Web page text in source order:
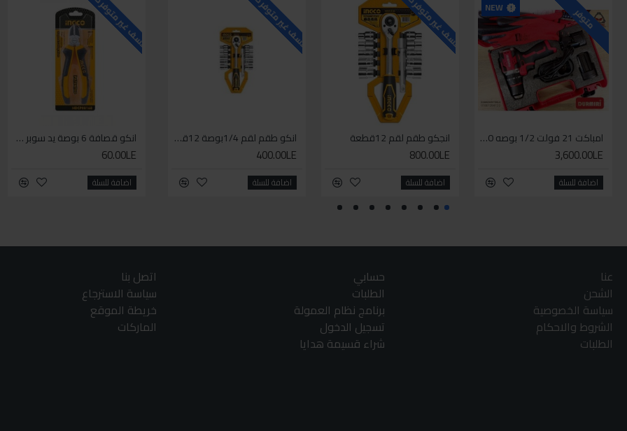
NEW متوفر
امباكت 21 فولت 1/2 بوصه 550 نيوتن من دورميري
3,600.00LE
اضافة للسلة
للاسف غير متوفر حاليا
انجكو طقم لقم 12قطعة
800.00LE
اضافة للسلة
للاسف غير متوفر حاليا
انكو طقم لقم 1/4بوصة 12قطعة
400.00LE
اضافة للسلة
بنز شداد كلبس كبالن بالمقص
550.00LE
اضافة للسلة
للاسف غير متوفر حاليا
انكو قصافة 6 بوصة يد سوبر وان
60.00LE
اضافة للسلة
عنا
الشحن
سياسة الخصوصية
الشروط والاحكام
الطلبات
حسابي
الطلبات
برنامج نظام العمولة
تسجيل الدخول
شراء قسيمة هدايا
اتصل بنا
سياسة الاسترجاع
خريطة الموقع
الماركات